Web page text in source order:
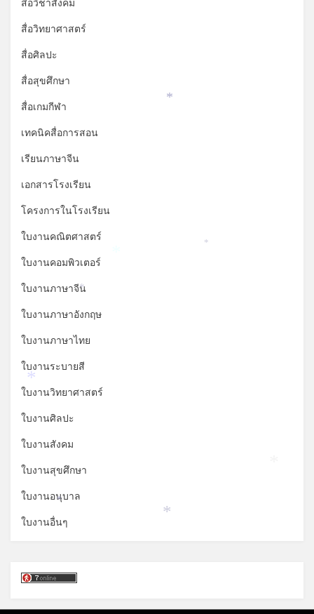
สื่อวิชาสังคม
สื่อวิทยาศาสตร์
สื่อศิลปะ
สื่อสุขศึกษา
สื่อเกมกีฬา
เทคนิคสื่อการสอน
เรียนภาษาจีน
เอกสารโรงเรียน
โครงการในโรงเรียน
ใบงานคณิตศาสตร์
ใบงานคอมพิวเตอร์
ใบงานภาษาจีน
ใบงานภาษาอังกฤษ
ใบงานภาษาไทย
ใบงานระบายสี
ใบงานวิทยาศาสตร์
ใบงานศิลปะ
ใบงานสังคม
ใบงานสุขศึกษา
ใบงานอนุบาล
ใบงานอื่นๆ
*
*